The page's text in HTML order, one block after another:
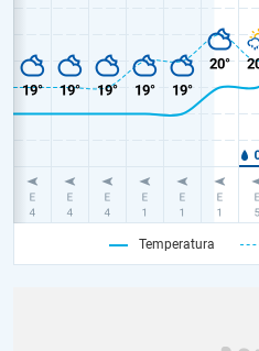
Temperatura